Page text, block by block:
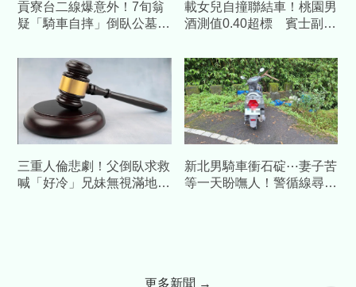
貢寮台二線爆意外！7旬翁
疑「騎車自摔」倒臥公墓
載女兒自撞聯結車！桃園男
酒測值0.40超標 賓士副駕
三重人倫悲劇！父倒臥求救
喊「好冷」兄妹無視滿地
新北男騎車衝石碇⋯妻子苦
等一天盼嘸人！警循線尋獲
更多新聞 →